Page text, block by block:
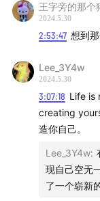
片尾曲：Vinida (
Newsletter 订阅
作洽谈）
小红书： 游荡者
王字旁的那个
2024.5.30
2:53:47 想到
Lee_3Y4w
2024.5.30
3:07:18 Life is
creating
造你自己。
Lee_3Y4w:
现自己空无
了一个崭新